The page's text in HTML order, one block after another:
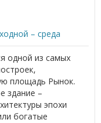
– среда
одной из самых
площадь Рынок.
здание –
эпохи
богатые